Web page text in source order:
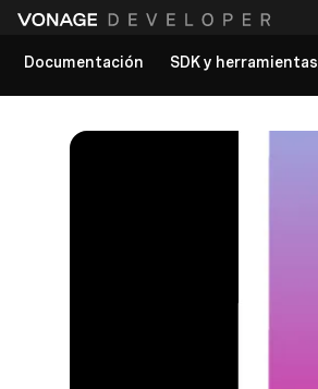
Documentación
SDK y herramientas